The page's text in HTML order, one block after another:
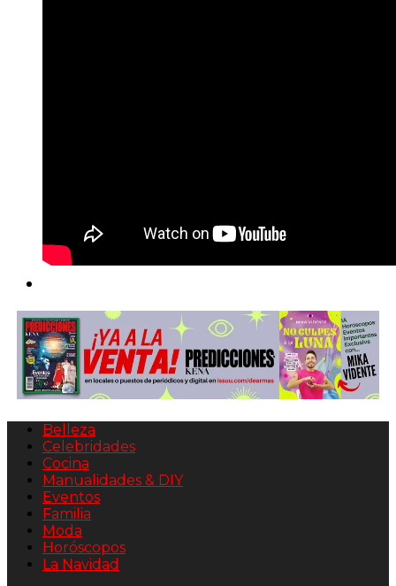
Belleza
Celebridades
Cocina
Manualidades & DIY
Eventos
Familia
Moda
Horóscopos
La Navidad